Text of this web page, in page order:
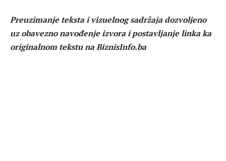
Preuzimanje teksta i vizuelnog sadržaja dozvoljeno
uz obavezno navođenje izvora i postavljanje linka ka
originalnom tekstu na BiznisInfo.ba